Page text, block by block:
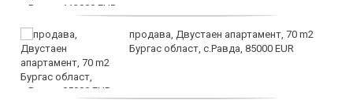
продава, Двустаен апартамент, 70 m2
Бургас област, с.Равда, 85000 EUR